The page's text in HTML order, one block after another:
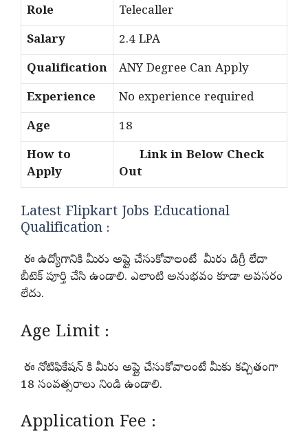
Role
Telecaller
Salary
2.4 LPA
Qualification
ANY Degree Can Apply
Experience
No experience required
Age
18
How to
Apply
Link in Below Check
Out
Latest Flipkart Jobs Educational
Qualification :
ఈ ఉద్యోగానికి మీరు అప్లై చేసుకోవాలంటే మీరు డిగ్రీ లేదా
బీటెక్ పూర్తి చేసి ఉండాలి. ఎలాంటి అనుభవం కూడా అవసరం
లేదు.
Age Limit :
ఈ నోటిఫికేషన్ కి మీరు అప్లై చేసుకోవాలంటే మీకు కచ్చితంగా
18 సంవత్సరాలు నిండి ఉండాలి.
Application Fee :